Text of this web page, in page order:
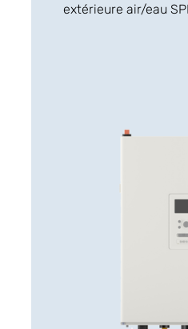
extérieure air/eau